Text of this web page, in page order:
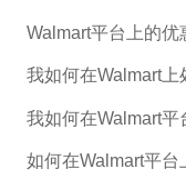
营业执照，并且您
准。如果您需要更
Walmart平台上的优
我如何在Walmart上
我如何在Walmart平
如何在Walmart平台